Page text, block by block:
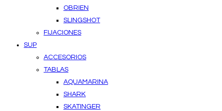
OBRIEN
SLINGSHOT
FIJACIONES
SUP
ACCESORIOS
TABLAS
AQUAMARINA
SHARK
SKATINGER